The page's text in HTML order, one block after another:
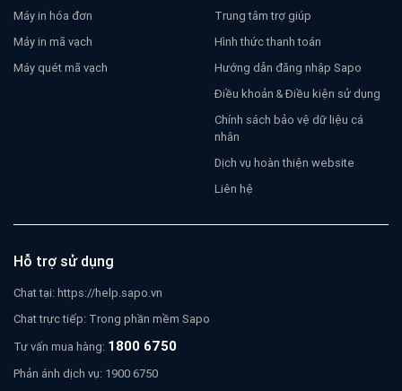
Máy in hóa đơn
Máy in mã vạch
Máy quét mã vạch
Trung tâm trợ giúp
Hình thức thanh toán
Hướng dẫn đăng nhập Sapo
Điều khoản & Điều kiện sử dụng
Chính sách bảo vệ dữ liệu cá
nhân
Dịch vụ hoàn thiện website
Liên hệ
Hỗ trợ sử dụng
Chat tại:https://help.sapo.vn
Chat trực tiếp: Trong phần mềm Sapo
Tư vấn mua hàng: 1800 6750
Phản ánh dịch vụ: 1900 6750